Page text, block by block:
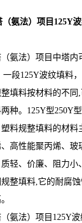
氨法）项目125Y
氨法）项目中塔内
一段125Y波纹填料
填料按材料的不同
种。 125Y型250Y
塑料规整填料的材料
高性能聚丙烯、玻
轻、价廉、阻力小
整填料,它的耐腐蚀
氨法）项目125Y